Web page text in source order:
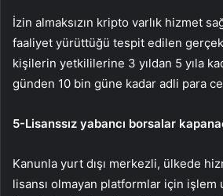
İzin almaksızın kripto varlık hizmet
faaliyet yürüttüğü tespit edilen
kişilerin yetkililerine 3 yıldan 5 yıla
günden 10 bin güne kadar adli para
5-Lisanssız yabancı borsalar
Kanunla yurt dışı merkezli, ülkede
lisansı olmayan platformlar için işlem